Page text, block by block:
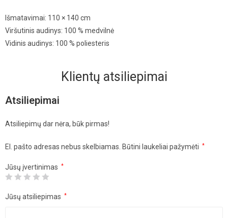
Išmatavimai: 110 × 140 cm
Viršutinis audinys: 100 % medvilnė
Vidinis audinys: 100 % poliesteris
Klientų atsiliepimai
Atsiliepimai
Atsiliepimų dar nėra, būk pirmas!
El. pašto adresas nebus skelbiamas. Būtini laukeliai pažymėti *
Jūsų įvertinimas *
Jūsų atsiliepimas *